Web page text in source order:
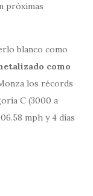
próximas
blanco como
como
los récords
C (3000 a
mph y 4 días